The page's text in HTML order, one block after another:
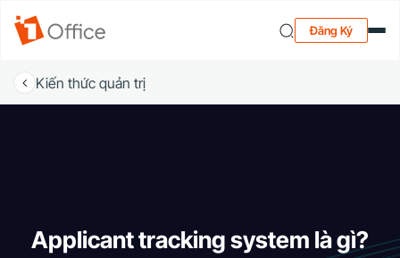
Đăng Ký
Kiến thức quản trị
Applicant tracking system là gì?